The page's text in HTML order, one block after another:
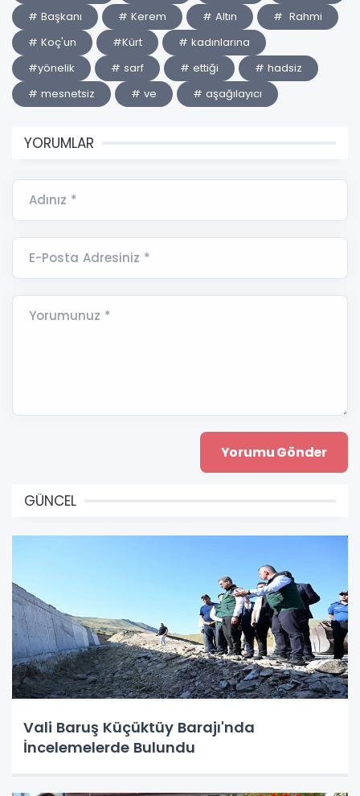
# Başkanı # Kerem # Altın
# Rahmi
# Koç'un
#Kürt
# kadınlarına
#yönelik
# sarf # ettiği
# hadsiz
# mesnetsiz
# ve # aşağılayıcı
YORUMLAR
Adınız *
E-Posta Adresiniz *
Yorumunuz *
GÜNCEL
Vali Baruş Küçüktüy Barajı'nda
İncelemelerde Bulundu